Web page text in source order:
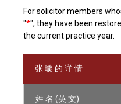
For solicitor members
"*", they have been
the current practice year.
张 璇 的 详 情
姓 名 (英 文)